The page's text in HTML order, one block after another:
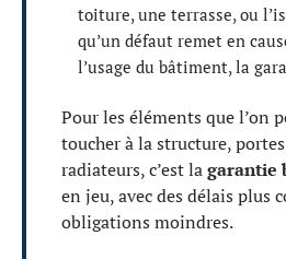
toiture, une terrasse, ou
qu’un défaut remet en
l’usage du bâtiment, la
Pour les éléments que l’on
toucher à la structure,
radiateurs, c’est lagarantie
en jeu, avec des délais plus
obligations moindres.